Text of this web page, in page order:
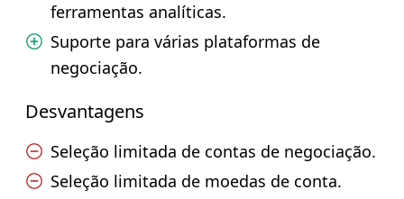
ferramentas analíticas.
Suporte para várias plataformas de
negociação.
Desvantagens
Seleção limitada de contas de negociação.
Seleção limitada de moedas de conta.